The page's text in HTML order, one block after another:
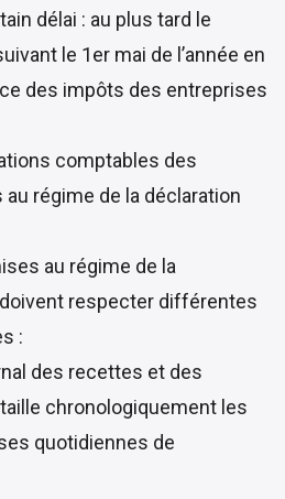
délai : au plus tard le
le 1er mai de l’année en
des impôts des entreprises
comptables des
régime de la déclaration
au régime de la
respecter différentes
:
des recettes et des
chronologiquement les
quotidiennes de